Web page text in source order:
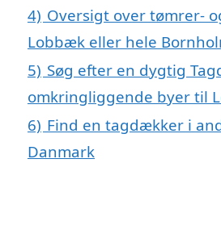
4) Oversigt over tømrer-
Lobbæk eller hele
5) Søg efter en dygtig
omkringliggende byer til
6) Find en tagdækker i
Danmark